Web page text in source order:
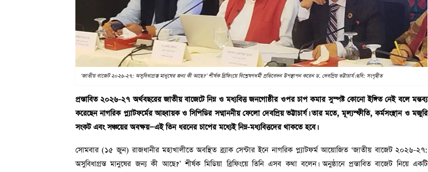
‘জাতীয় বাজেট ২০২৬-২৭: অসুবিধাগ্রস্ত মানুষের জন্য কী আছে?’ শীর্ষক ব্রিফিংয়ে বিশ্লেষণধর্মী প্রতিবেদন উপস্থাপন করেন ড. দেবপ্রিয় ভট্টাচার্য। ছবি: সংগৃহীত
প্রস্তাবিত ২০২৬-২৭ অর্থবছরের জাতীয় বাজেটে নিম্ন ও মধ্যবিত্ত জনগোষ্ঠীর ওপর চাপ কমার সুস্পষ্ট কোনো ইঙ্গিত নেই বলে মন্তব্য
করেছেন নাগরিক প্ল্যাটফর্মের আহ্বায়ক ও সিপিডির সম্মাননীয় ফেলো দেবপ্রিয় ভট্টাচার্য। তার মতে, মূল্যস্ফীতি, কর্মসংস্থান ও মজুরি
সংকট এবং সঞ্চয়ের অবক্ষয়—এই তিন ধরনের চাপের মধ্যেই নিম্ন-মধ্যবিত্তদের থাকতে হবে।
সোমবার (১৫ জুন) রাজধানীর মহাখালীতে অবস্থিত ব্র্যাক সেন্টার ইনে নাগরিক প্ল্যাটফর্ম আয়োজিত ‘জাতীয় বাজেট ২০২৬-২৭:
অসুবিধাগ্রস্ত মানুষের জন্য কী আছে?’ শীর্ষক মিডিয়া ব্রিফিংয়ে তিনি এসব কথা বলেন। অনুষ্ঠানে প্রস্তাবিত বাজেট নিয়ে একটি